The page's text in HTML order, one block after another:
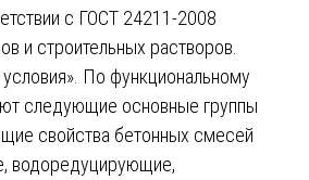
с ГОСТ 24211-2008
и строительных растворов.
По функциональному
следующие основные группы
свойства бетонных смесей
водоредуцирующие,